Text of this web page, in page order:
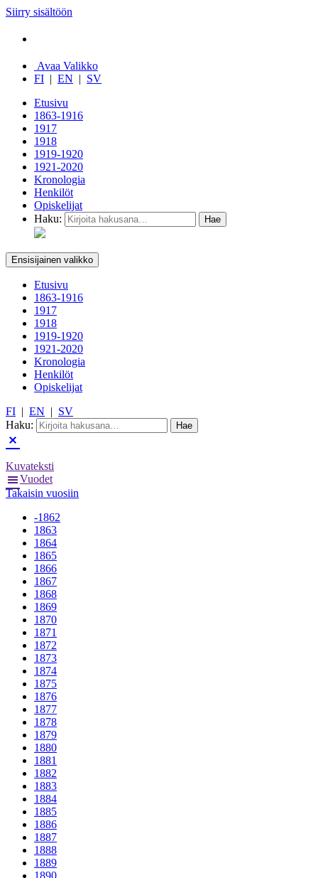
Siirry sisältöön
Avaa Valikko
FI | EN | SV
Etusivu
1863-1916
1917
1918
1919-1920
1921-2020
Kronologia
Henkilöt
Opiskelijat
Haku:
Ensisijainen valikko
Etusivu
1863-1916
1917
1918
1919-1920
1921-2020
Kronologia
Henkilöt
Opiskelijat
FI | EN | SV
Haku:
Kuvateksti
Vuodet
Takaisin vuosiin
-1862
1863
1864
1865
1866
1867
1868
1869
1870
1871
1872
1873
1874
1875
1876
1877
1878
1879
1880
1881
1882
1883
1884
1885
1886
1887
1888
1889
1890